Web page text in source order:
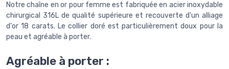
Notre chaîne en or pour femme est fabriquée en acier inoxydable
chirurgical 316L de qualité supérieure et recouverte d'un alliage
d'or 18 carats. Le collier doré est particulièrement doux pour la
peau et agréable à porter.
Agréable à porter :